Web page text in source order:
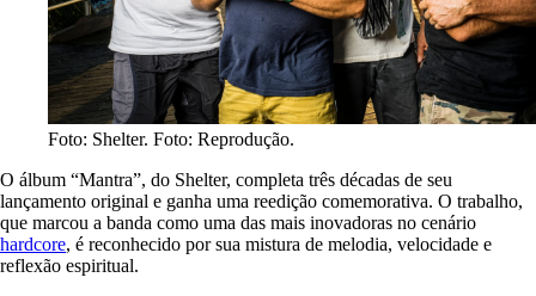
Foto: Shelter. Foto: Reprodução.
O álbum “Mantra”, do Shelter, completa três décadas de seu
lançamento original e ganha uma reedição comemorativa. O trabalho,
que marcou a banda como uma das mais inovadoras no cenário
hardcore, é reconhecido por sua mistura de melodia, velocidade e
reflexão espiritual.